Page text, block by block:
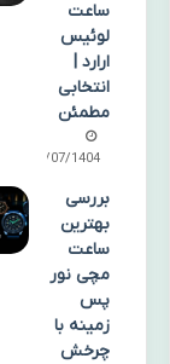
ساعت
لوئیس
ارارد |
انتخابی
مطمئن
21/07/1404
بررسی
بهترین
ساعت
مچی نور
پس
زمینه با
چرخش